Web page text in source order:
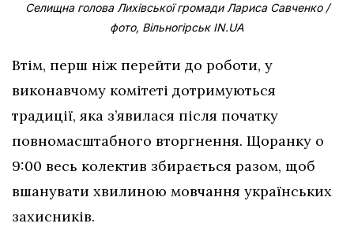
Селищна голова Лихівської громади Лариса Савченко /
фото, Вільногірськ IN.UA
Втім, перш ніж перейти до роботи, у
виконавчому комітеті дотримуються
традиції, яка з’явилася після початку
повномасштабного вторгнення. Щоранку о
9:00 весь колектив збирається разом, щоб
вшанувати хвилиною мовчання українських
захисників.